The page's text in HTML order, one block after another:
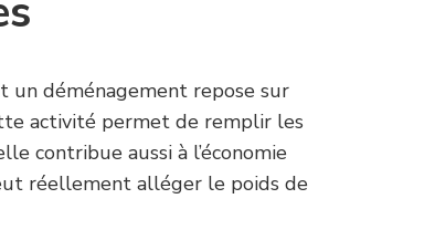
un déménagement repose sur
activité permet de remplir les
contribue aussi à l’économie
réellement alléger le poids de